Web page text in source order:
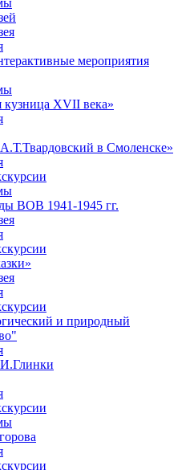
мероприятия
кузница XVII века»
в Смоленске»
ВОВ 1941-1945 гг.
и природный